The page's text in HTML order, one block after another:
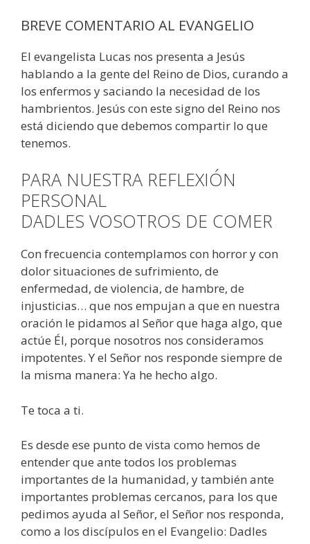
BREVE COMENTARIO AL EVANGELIO
El evangelista Lucas nos presenta a Jesús
hablando a la gente del Reino de Dios, curando a
los enfermos y saciando la necesidad de los
hambrientos. Jesús con este signo del Reino nos
está diciendo que debemos compartir lo que
tenemos.
PARA NUESTRA REFLEXIÓN
PERSONAL
DADLES VOSOTROS DE COMER
Con frecuencia contemplamos con horror y con
dolor situaciones de sufrimiento, de
enfermedad, de violencia, de hambre, de
injusticias… que nos empujan a que en nuestra
oración le pidamos al Señor que haga algo, que
actúe Él, porque nosotros nos consideramos
impotentes. Y el Señor nos responde siempre de
la misma manera: Ya he hecho algo.
Te toca a ti.
Es desde ese punto de vista como hemos de
entender que ante todos los problemas
importantes de la humanidad, y también ante
importantes problemas cercanos, para los que
pedimos ayuda al Señor, el Señor nos responda,
como a los discípulos en el Evangelio: Dadles